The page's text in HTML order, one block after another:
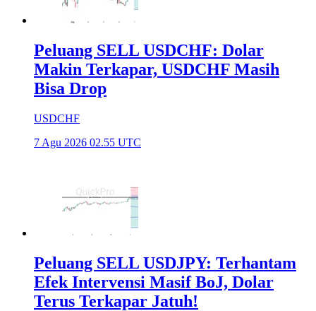
Peluang SELL USDCHF: Dolar
Makin Terkapar, USDCHF Masih
Bisa Drop
USDCHF
7 Agu 2026 02.55 UTC
Peluang SELL USDJPY: Terhantam
Efek Intervensi Masif BoJ, Dolar
Terus Terkapar Jatuh!